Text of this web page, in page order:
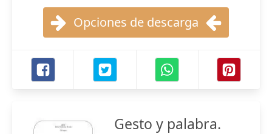
Opciones de descarga
Gesto y palabra.